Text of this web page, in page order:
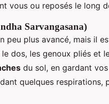
vous ou reposés le long
Sarvangasana)
peu plus avancé, mais il
dos, les genoux pliés et
du sol, en gardant
quelques respirations,